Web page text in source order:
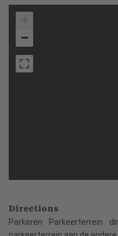
−
Directions
Parkeren